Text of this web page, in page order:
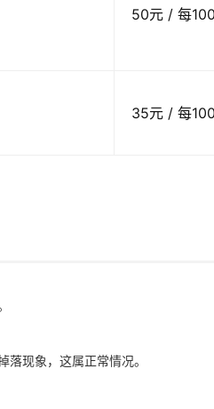
50元 / 每
35元 / 每
现象，这属正常情况。